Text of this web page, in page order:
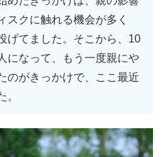
スクに触れる機会が多く
げてました。そこから、10
になって、もう一度親にや
のがきっかけで、ここ最近
。